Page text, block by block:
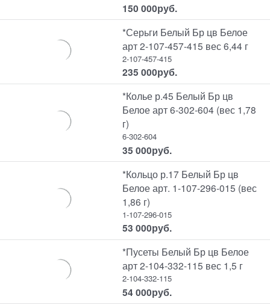
150 000руб.
*Серьги Белый Бр цв Белое
арт 2-107-457-415 вес 6,44 г
2-107-457-415
235 000руб.
*Колье р.45 Белый Бр цв
Белое арт 6-302-604 (вес 1,78
г)
6-302-604
35 000руб.
*Кольцо р.17 Белый Бр цв
Белое арт. 1-107-296-015 (вес
1,86 г)
1-107-296-015
53 000руб.
*Пусеты Белый Бр цв Белое
арт 2-104-332-115 вес 1,5 г
2-104-332-115
54 000руб.